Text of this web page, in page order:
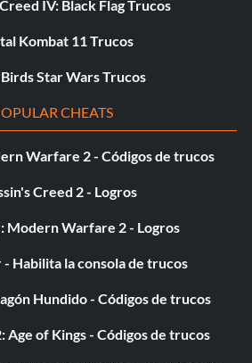
IV: Black Flag Trucos
Kombat 11 Trucos
Star Wars Trucos
CHEATS
Warfare 2 - Códigos de trucos
Creed 2 - Logros
Modern Warfare 2 - Logros
Habilita la consola de trucos
Hundido - Códigos de trucos
Age of Kings - Códigos de trucos